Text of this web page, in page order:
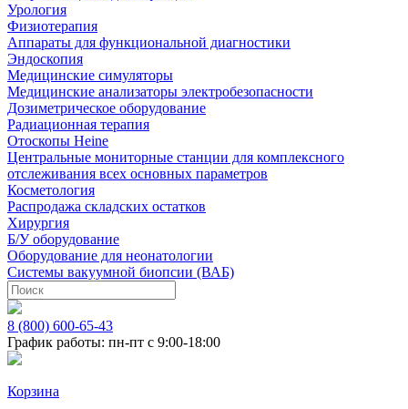
Урология
Физиотерапия
Аппараты для функциональной диагностики
Эндоскопия
Медицинские симуляторы
Медицинские анализаторы электробезопасности
Дозиметрическое оборудование
Радиационная терапия
Отоскопы Heine
Центральные мониторные станции для комплексного
отслеживания всех основных параметров
Косметология
Распродажа складских остатков
Хирургия
Б/У оборудование
Оборудование для неонатологии
Системы вакуумной биопсии (ВАБ)
8 (800) 600-65-43
График работы: пн-пт с 9:00-18:00
Корзина